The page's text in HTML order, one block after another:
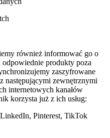
również informować go o
produkty poza
zaszyfrowane
następującymi zewnętrznymi
internetowych kanałów
korzysta już z ich usług:
Pinterest, TikTok